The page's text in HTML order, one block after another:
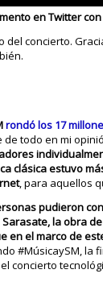
en Twitter
del concierto.
rondó los 17
de todo en mi
clásica estuvo
, para aquellos
pudieron
la obra
en el marco de
#MúsicaySM, la
concierto